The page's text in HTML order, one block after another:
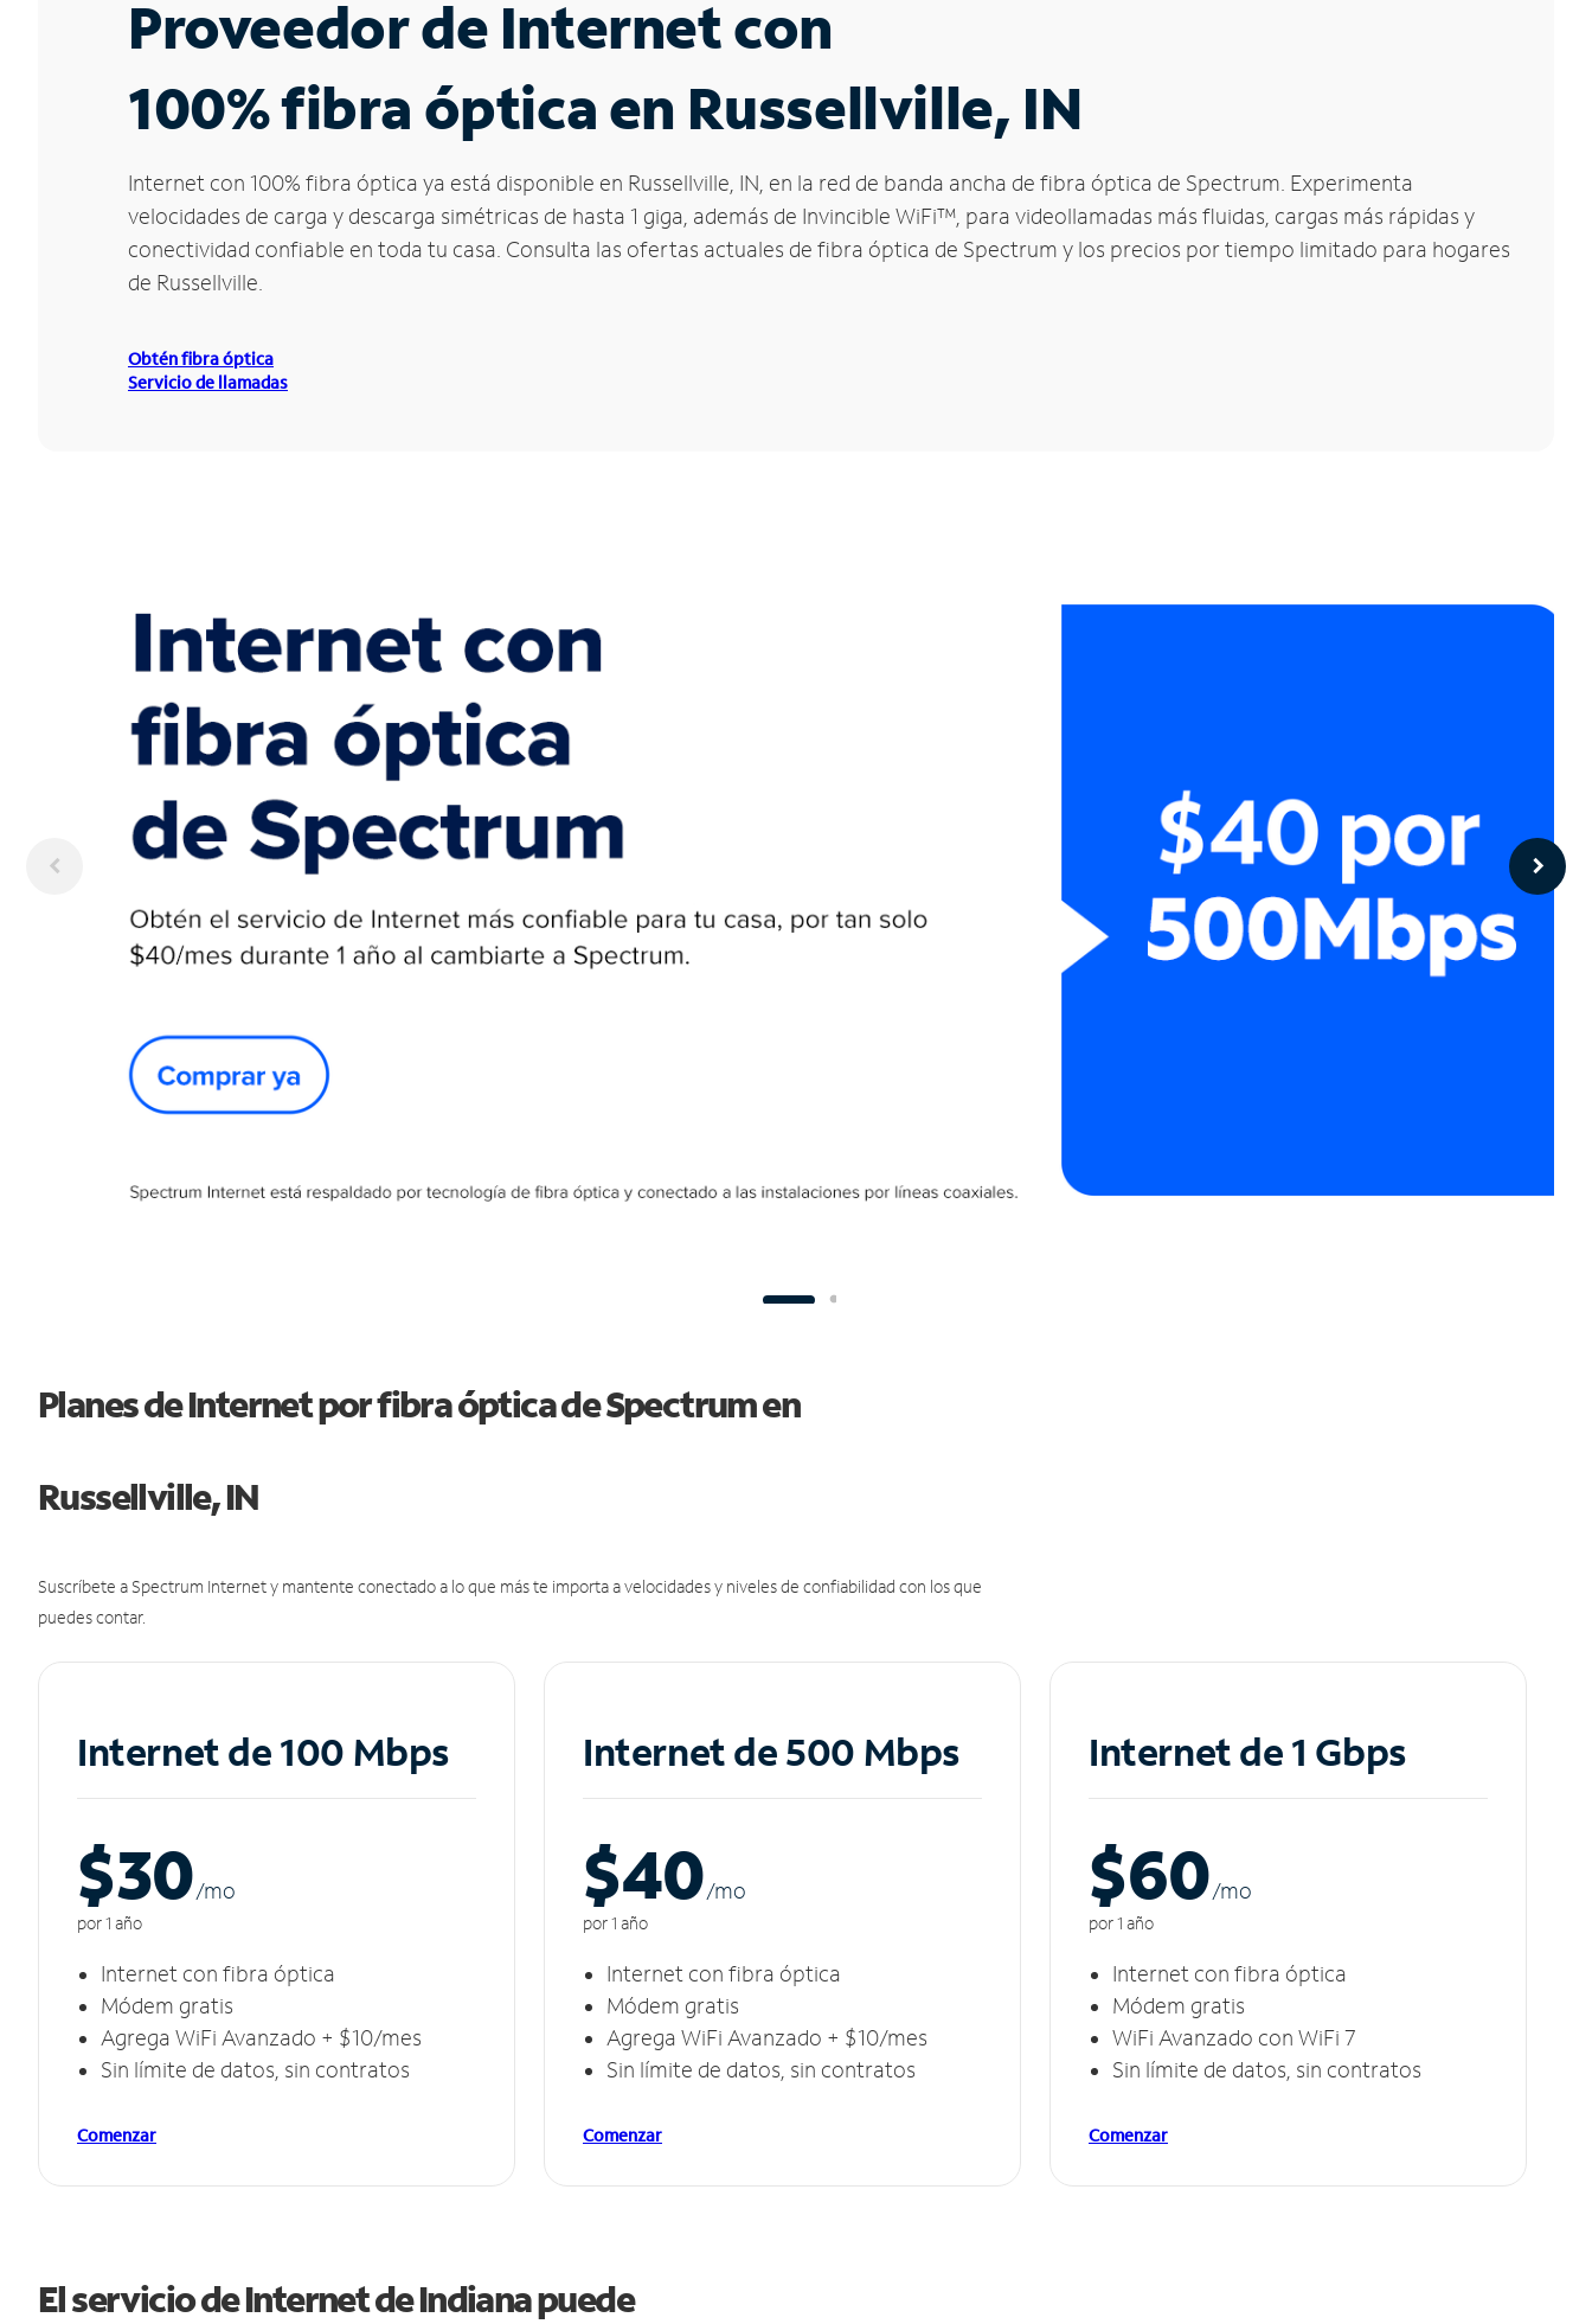
Proveedor de Internet con
100% fibra óptica en Russellville, IN
Internet con 100% fibra óptica ya está disponible en Russellville, IN, en la red de banda ancha de fibra óptica de Spectrum. Experimenta
velocidades de carga y descarga simétricas de hasta 1 giga, además de Invincible WiFi™, para videollamadas más fluidas, cargas más rápidas y
conectividad confiable en toda tu casa. Consulta las ofertas actuales de fibra óptica de Spectrum y los precios por tiempo limitado para hogares
de Russellville.
Obtén fibra óptica
Servicio de llamadas
Planes de Internet por fibra óptica de Spectrum en
Russellville, IN
Suscríbete a Spectrum Internet y mantente conectado a lo que más te importa a velocidades y niveles de confiabilidad con los que
puedes contar.
Internet de 100 Mbps
$30/mo
por 1 año
Internet con fibra óptica
Módem gratis
Agrega WiFi Avanzado + $10/mes
Sin límite de datos, sin contratos
Comenzar
Internet de 500 Mbps
$40/mo
por 1 año
Internet con fibra óptica
Módem gratis
Agrega WiFi Avanzado + $10/mes
Sin límite de datos, sin contratos
Comenzar
Internet de 1 Gbps
$60/mo
por 1 año
Internet con fibra óptica
Módem gratis
WiFi Avanzado con WiFi 7
Sin límite de datos, sin contratos
Comenzar
El servicio de Internet de Indiana puede